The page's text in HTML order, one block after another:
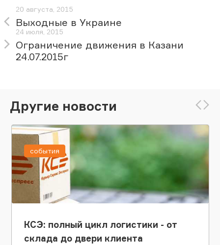
20 августа, 2015
Выходные в Украине
24 июля, 2015
Ограничение движения в Казани
24.07.2015г
Другие новости
КСЭ: полный цикл логистики - от
склада до двери клиента
события